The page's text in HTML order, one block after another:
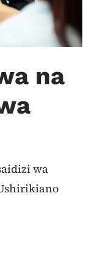
na
wa